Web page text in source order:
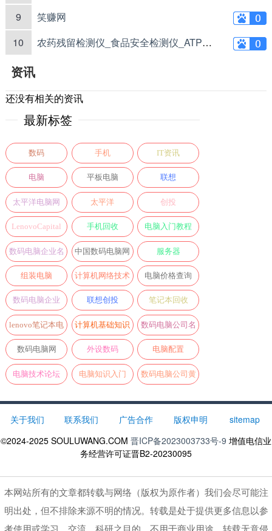
9
笑赚网
10
农药残留检测仪_食品安全检测仪_ATP荧光检测仪_药物残留检测仪_辰安智检（上海）科学仪器有限公司
资讯
还没有相关的资讯
最新标签
数码 手机 IT资讯
电脑 平板电脑 联想
太平洋电脑网 太平洋 创投
LenovoCapital 手机回收 电脑入门教程
数码电脑企业名
录
中国数码电脑网 服务器
组装电脑 计算机网络技术
论坛
电脑价格查询
数码电脑企业 联想创投 笔记本回收
lenovo笔记本电
脑
计算机基础知识 数码电脑公司名
录
数码电脑网 外设数码 电脑配置
电脑技术论坛 电脑知识入门 数码电脑公司黄
关于我们 联系我们 广告合作 版权申明
sitemap
©2024-2025 SOULUWANG.COM 晋ICP备2023003733号-9 增值电信业
务经营许可证晋B2-20230095
本网站所有的文章都转载与网络（版权为原作者）我们会尽可能注
明出处，但不排除来源不明的情况。转载是处于提供更多信息以参
考使用或学习、交流、科研之目的，不用于商业用途。转载无意侵